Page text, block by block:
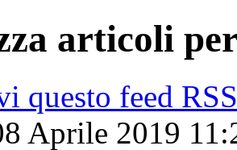
articoli
questo feed RSS
Aprile 2019